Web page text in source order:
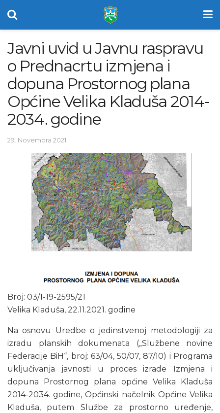
Javni uvid u Javnu raspravu
o Prednacrtu izmjena i
dopuna Prostornog plana
Općine Velika Kladuša 2014-
2034. godine
29. Novembra 2021.
Broj: 03/1-19-2595/21
Velika Kladuša, 22.11.2021. godine
Na osnovu Uredbe o jedinstvenoj metodologiji za
izradu planskih dokumenata („Službene novine
Federacije BiH“, broj: 63/04, 50/07, 87/10) i Programa
uključivanja javnosti u proces izrade Izmjena i
dopuna Prostornog plana općine Velika Kladuša
2014-2034. godine, Općinski načelnik Općine Velika
Kladuša, putem Službe za prostorno uređenje,